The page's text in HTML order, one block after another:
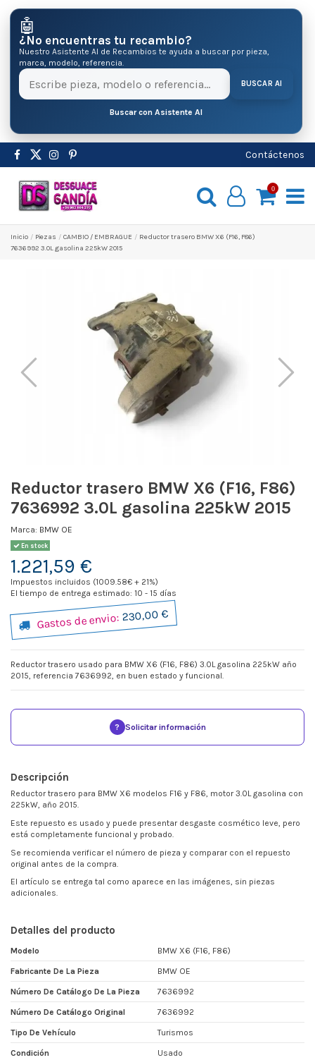
🤖
¿No encuentras tu recambio?
Nuestro Asistente AI de Recambios te ayuda a buscar por pieza,
marca, modelo, referencia.
BUSCAR AI
Buscar con Asistente AI
Contáctenos
0
Inicio Pіezas CAMBIO / EMBRAGUE
Reductor trasero BMW X6 (F16, F86)
7636992 3.0L gasolina 225kW 2015
Reductor trasero BMW X6 (F16, F86)
7636992 3.0L gasolina 225kW 2015
Marca: BMW OE
En stock
1.221,59 €
Impuestos incluidos (1009.58€ + 21%)
El tiempo de entrega estimado: 10 - 15 días
Gastos de envio:230,00 €
Reductor trasero usado para BMW X6 (F16, F86) 3.0L gasolina 225kW año
2015, referencia 7636992, en buen estado y funcional.
? Solicitar información
Descripción
Reductor trasero para BMW X6 modelos F16 y F86, motor 3.0L gasolina con
225kW, año 2015.
Este repuesto es usado y puede presentar desgaste cosmético leve, pero
está completamente funcional y probado.
Se recomienda verificar el número de pieza y comparar con el repuesto
original antes de la compra.
El artículo se entrega tal como aparece en las imágenes, sin piezas
adicionales.
Detalles del producto
Modelo BMW X6 (F16, F86)
Fabricante De La Pieza BMW OE
Número De Catálogo De La Pieza 7636992
Número De Catálogo Original 7636992
Tipo De Vehículo Turismos
Condición Usado